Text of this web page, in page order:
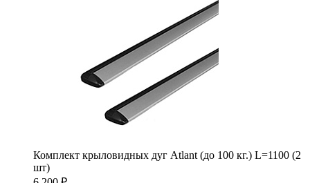
Комплект крыловидных дуг Atlant (до 100 кг.) L=1100 (2
шт)